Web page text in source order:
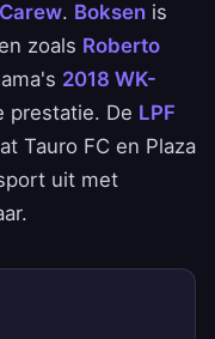
. Boksen is
zoals Roberto
2018 WK-
prestatie. De LPF
Tauro FC en Plaza
uit met